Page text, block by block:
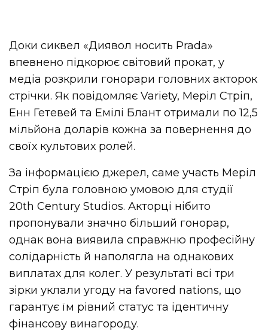
Доки сиквел «Диявол носить Prada»
впевнено підкорює світовий прокат, у
медіа розкрили гонорари головних акторок
стрічки. Як повідомляє Variety, Меріл Стріп,
Енн Гетевей та Емілі Блант отримали по 12,5
мільйона доларів кожна за повернення до
своїх культових ролей.
За інформацією джерел, саме участь Меріл
Стріп була головною умовою для студії
20th Century Studios. Акторці нібито
пропонували значно більший гонорар,
однак вона виявила справжню професійну
солідарність й наполягла на однакових
виплатах для колег. У результаті всі три
зірки уклали угоду на favored nations, що
гарантує їм рівний статус та ідентичну
фінансову винагороду.